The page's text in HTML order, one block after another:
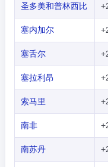
圣多美和普林西比
塞内加尔
塞舌尔
塞拉利昂
索马里
南非
南苏丹